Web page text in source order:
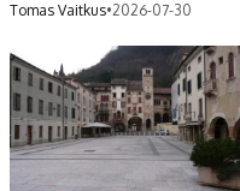
Didžiosios savivaldybės
Vilniaus miesto
Kauno miesto
Klaipėdos miesto
Tomas Vaitkus•2026-07-30